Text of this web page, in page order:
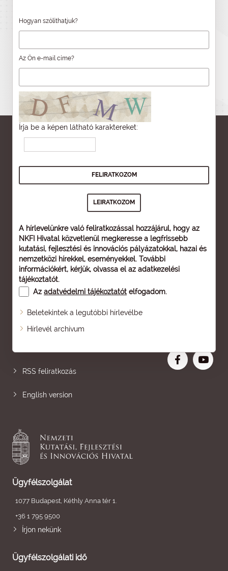
Hogyan szólíthatjuk?
Az Ön e-mail címe?
Írja be a képen látható karaktereket:
A hírlevelünkre való feliratkozással hozzájárul, hogy az
NKFI Hivatal közvetlenül megkeresse a legfrissebb
kutatási, fejlesztési és innovációs pályázatokkal, hazai és
nemzetközi hírekkel, eseményekkel. További
információkért, kérjük, olvassa el az adatkezelési
tájékoztatót.
Az adatvédelmi tájékoztatót elfogadom.
Beletekintek a legutóbbi hírlevélbe
Hírlevél archívum
Oldaltérkép
RSS feliratkozás
English version
Ügyfélszolgálat
1077 Budapest, Kéthly Anna tér 1.
+36 1 795 9500
Írjon nekünk
Ügyfélszolgálati idő